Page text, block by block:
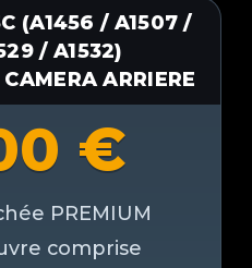
(A1456 / A1507 /
/ A1532)
ARRIERE
€